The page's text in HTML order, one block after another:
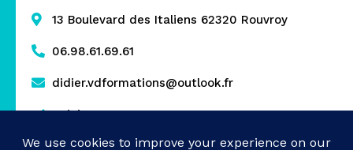
13 Boulevard des Italiens 62320 Rouvroy
06.98.61.69.61
didier.vdformations@outlook.fr
Rejoignez-nous